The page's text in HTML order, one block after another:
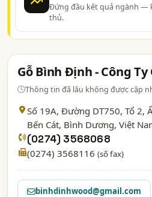
Đứng đầu kết quả ngành —
thủ.
Gỗ Bình Định - Công
Thông tin đã lâu không được cập
Số 19A, Đường DT750, Tổ 2,
Bến Cát, Bình Dương, Việt
(0274) 3568068
(0274) 3568116 (số fax)
binhdinhwood@gmail.com